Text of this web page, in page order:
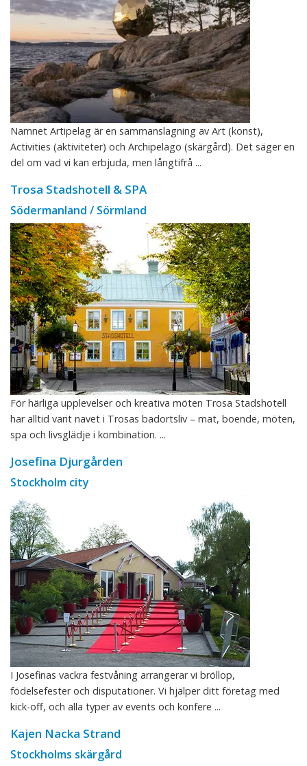
Namnet Artipelag är en sammanslagning av Art (konst),
Activities (aktiviteter) och Archipelago (skärgård). Det säger en
del om vad vi kan erbjuda, men långtifrå ...
Trosa Stadshotell & SPA
Södermanland / Sörmland
För härliga upplevelser och kreativa möten Trosa Stadshotell
har alltid varit navet i Trosas badortsliv – mat, boende, möten,
spa och livsglädje i kombination. ...
Josefina Djurgården
Stockholm city
I Josefinas vackra festvåning arrangerar vi bröllop,
födelsefester och disputationer. Vi hjälper ditt företag med
kick-off, och alla typer av events och konfere ...
Kajen Nacka Strand
Stockholms skärgård